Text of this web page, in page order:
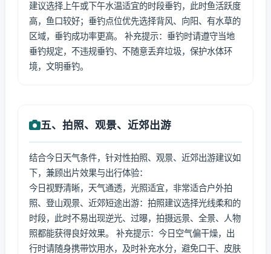
建议选择上午或下午水温适宜的时段垂钓，此时鱼活跃度
高，鱼口较好；垂钓点位优先选择背风、向阳、有水草的
区域，垂钓成功率更高。 补充提示：垂钓时请遵守当地
垂钓规定，不违规垂钓、不随意丢弃垃圾，保护水体环
境，文明垂钓。
五、拍照、观景、近郊出游
结合今日天气条件，针对性拍照、观景、近郊出游建议如
下，兼顾出片效果与出行体验：
今日视野清晰，天气通透，光照适宜，非常适合户外拍
照、登山观景、近郊短途出游：拍照建议选择光线柔和的
时段，此时不易出现逆光、过曝，拍摄远景、全景、人物
照都能获得良好效果。 补充提示：今日空气偏干燥，出
行时请随身携带饮用水，及时补充水分，避免口干、皮肤